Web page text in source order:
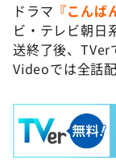
ドラマ 『こんば
ビ・テレビ朝日
送終了後、
Videoでは全話配